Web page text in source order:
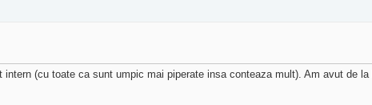
(cu toate ca sunt umpic mai piperate insa conteaza mult). Am avut de